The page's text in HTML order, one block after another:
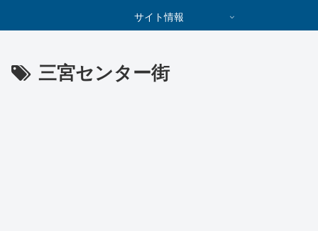
サイト情報
三宮センター街